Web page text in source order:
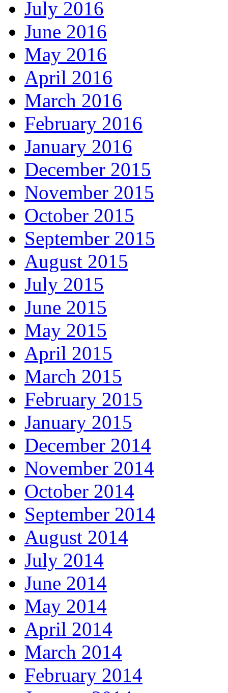
July 2016
June 2016
May 2016
April 2016
March 2016
February 2016
January 2016
December 2015
November 2015
October 2015
September 2015
August 2015
July 2015
June 2015
May 2015
April 2015
March 2015
February 2015
January 2015
December 2014
November 2014
October 2014
September 2014
August 2014
July 2014
June 2014
May 2014
April 2014
March 2014
February 2014